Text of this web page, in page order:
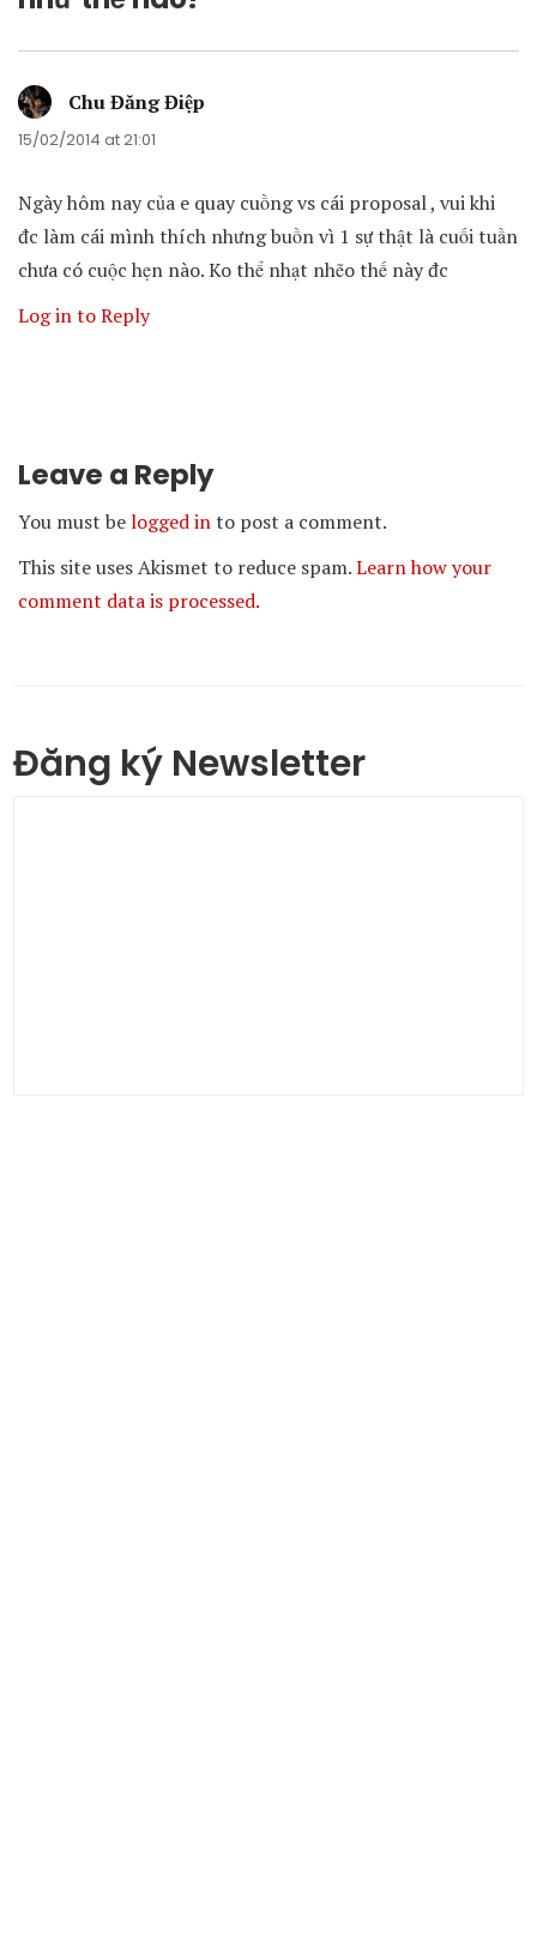
Chu Đăng Điệp
15/02/2014 at 21:01
Ngày hôm nay của e quay cuồng vs cái proposal , vui khi
đc làm cái mình thích nhưng buồn vì 1 sự thật là cuối tuần
chưa có cuộc hẹn nào. Ko thể nhạt nhẽo thế này đc
Log in to Reply
Leave a Reply
You must belogged into post a comment.
This site uses Akismet to reduce spam.Learn how your
comment data is processed.
Đăng ký Newsletter